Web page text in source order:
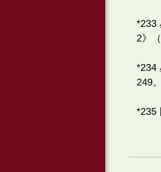
*233
2》
*234
249。
*235